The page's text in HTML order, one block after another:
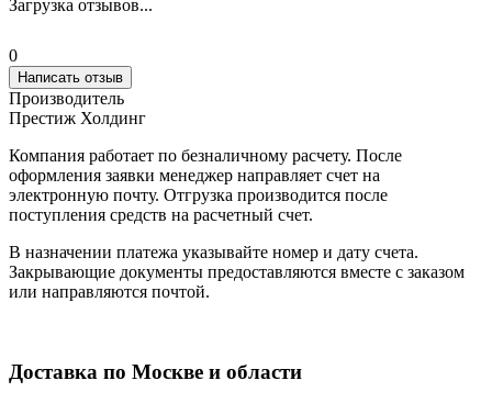
Загрузка отзывов...
0
Написать отзыв
Производитель
Престиж Холдинг
Компания работает по безналичному расчету. После
оформления заявки менеджер направляет счет на
электронную почту. Отгрузка производится после
поступления средств на расчетный счет.
В назначении платежа указывайте номер и дату счета.
Закрывающие документы предоставляются вместе с заказом
или направляются почтой.
Доставка по Москве и области